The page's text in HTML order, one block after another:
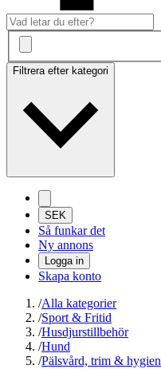
Filtrera efter kategori
SEK
Så funkar det
Ny annons
Logga in
Skapa konto
/Alla kategorier
/Sport & Fritid
/Husdjurstillbehör
/Hund
/Pälsvård, trim & hygien